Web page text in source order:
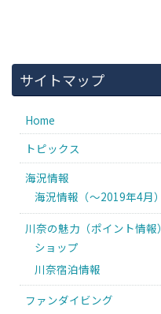
サイトマップ
Home
トピックス
海況情報
海況情報（〜2019年4月）
川奈の魅力（ポイント情報）
ショップ
川奈宿泊情報
ファンダイビング